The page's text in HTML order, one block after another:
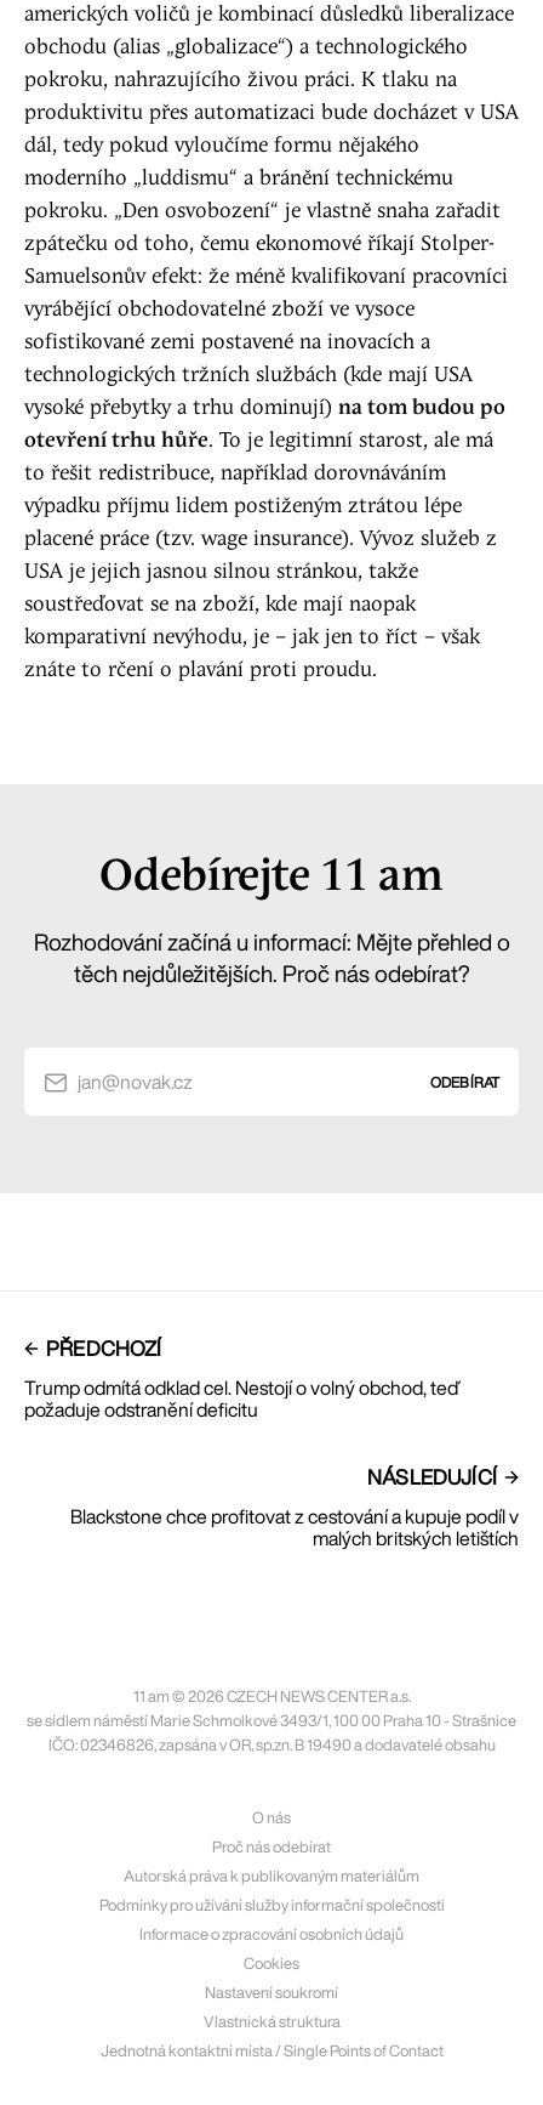
amerických voličů je kombinací důsledků liberalizace
obchodu (alias „globalizace“) a technologického
pokroku, nahrazujícího živou práci. K tlaku na
produktivitu přes automatizaci bude docházet v USA
dál, tedy pokud vyloučíme formu nějakého
moderního „luddismu“ a bránění technickému
pokroku. „Den osvobození“ je vlastně snaha zařadit
zpátečku od toho, čemu ekonomové říkají Stolper-
Samuelsonův efekt: že méně kvalifikovaní pracovníci
vyrábějící obchodovatelné zboží ve vysoce
sofistikované zemi postavené na inovacích a
technologických tržních službách (kde mají USA
vysoké přebytky a trhu dominují) na tom budou po
otevření trhu hůře. To je legitimní starost, ale má
to řešit redistribuce, například dorovnáváním
výpadku příjmu lidem postiženým ztrátou lépe
placené práce (tzv. wage insurance). Vývoz služeb z
USA je jejich jasnou silnou stránkou, takže
soustřeďovat se na zboží, kde mají naopak
komparativní nevýhodu, je – jak jen to říct – však
znáte to rčení o plavání proti proudu.
Odebírejte 11 am
Rozhodování začíná u informací: Mějte přehled o
těch nejdůležitějších. Proč nás odebírat?
jan@novak.cz ODEBÍRAT
PŘEDCHOZÍ
Trump odmítá odklad cel. Nestojí o volný obchod, teď
požaduje odstranění deficitu
NÁSLEDUJÍCÍ
Blackstone chce profitovat z cestování a kupuje podíl v
malých britských letištích
11 am © 2026 CZECH NEWS CENTER a.s.
se sídlem náměstí Marie Schmolkové 3493/1, 100 00 Praha 10 - Strašnice
IČO: 02346826, zapsána v OR, sp.zn. B 19490 a dodavatelé obsahu
O nás
Proč nás odebírat
Autorská práva k publikovaným materiálům
Podmínky pro užívání služby informační společnosti
Informace o zpracování osobních údajů
Cookies
Nastavení soukromí
Vlastnická struktura
Jednotná kontaktní místa / Single Points of Contact